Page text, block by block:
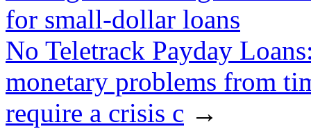
for small-dollar loans
No Teletrack Payday
monetary problems from
require a crisis c →